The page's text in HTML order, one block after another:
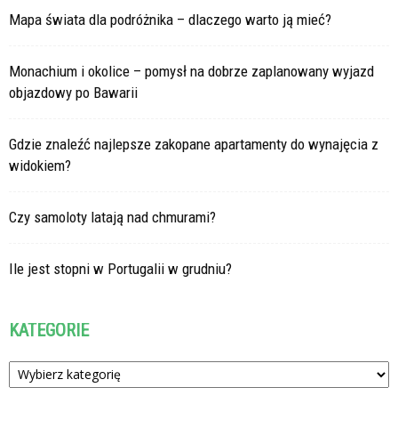
Mapa świata dla podróżnika – dlaczego warto ją mieć?
Monachium i okolice – pomysł na dobrze zaplanowany wyjazd
objazdowy po Bawarii
Gdzie znaleźć najlepsze zakopane apartamenty do wynajęcia z
widokiem?
Czy samoloty latają nad chmurami?
Ile jest stopni w Portugalii w grudniu?
KATEGORIE
Kategorie